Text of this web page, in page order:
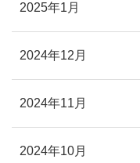
2025年1月
2024年12月
2024年11月
2024年10月